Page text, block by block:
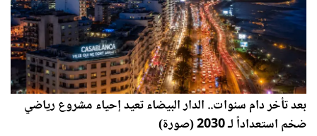
بعد تأخر دام سنوات.. الدار البيضاء تعيد إحياء مشروع رياضي
ضخم استعداداً لـ 2030 (صورة)